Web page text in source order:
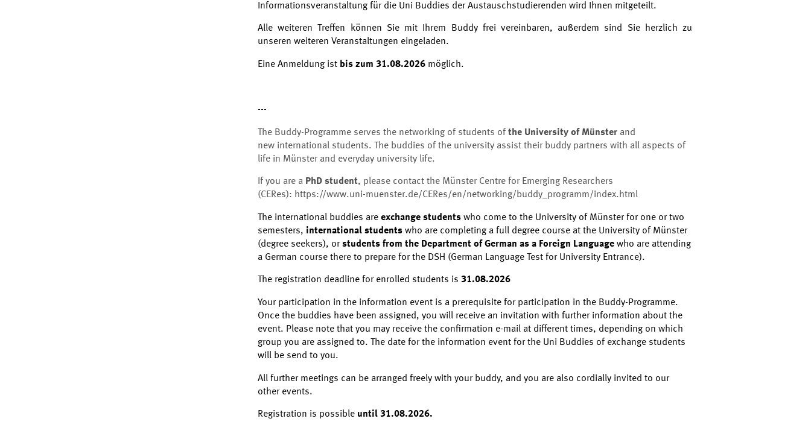
Informationsveranstaltung für die Uni Buddies der Austauschstudierenden wird Ihnen mitgeteilt.
Alle weiteren Treffen können Sie mit Ihrem Buddy frei vereinbaren, außerdem sind Sie herzlich zu
unseren weiteren Veranstaltungen eingeladen.
Eine Anmeldung ist bis zum 31.08.2026 möglich.
---
The Buddy-Programme serves the networking of students of the University of Münster and
new international students. The buddies of the university assist their buddy partners with all aspects of
life in Münster and everyday university life.
If you are a PhD student, please contact the Münster Centre for Emerging Researchers
(CERes): https://www.uni-muenster.de/CERes/en/networking/buddy_programm/index.html
The international buddies are exchange students who come to the University of Münster for one or two
semesters, international students who are completing a full degree course at the University of Münster
(degree seekers), orstudents from the Department of German as a Foreign Language who are attending
a German course there to prepare for the DSH (German Language Test for University Entrance).
The registration deadline for enrolled students is 31.08.2026
Your participation in the information event is a prerequisite for participation in the Buddy-Programme.
Once the buddies have been assigned, you will receive an invitation with further information about the
event. Please note that you may receive the confirmation e-mail at different times, depending on which
group you are assigned to. The date for the information event for the Uni Buddies of exchange students
will be send to you.
All further meetings can be arranged freely with your buddy, and you are also cordially invited to our
other events.
Registration is possible until 31.08.2026.